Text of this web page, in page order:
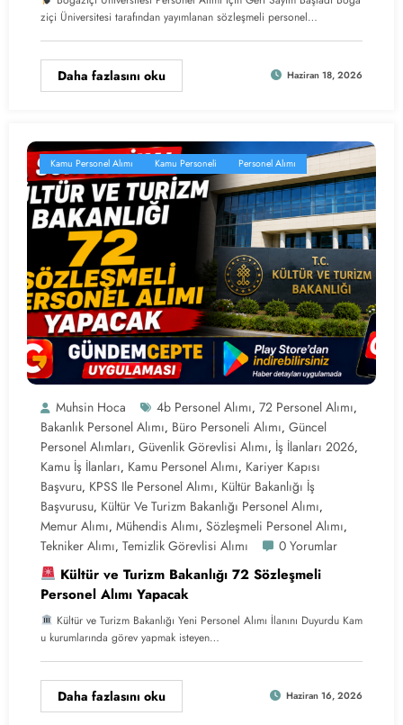
ziçi Üniversitesi tarafından yayımlanan sözleşmeli personel…
Daha fazlasını oku Haziran 18, 2026
Kamu Personel Alımı Kamu Personeli Personel Alımı
Muhsin Hoca 4b Personel Alımı, 72 Personel Alımı,
Bakanlık Personel Alımı, Büro Personeli Alımı, Güncel
Personel Alımları, Güvenlik Görevlisi Alımı, İş İlanları 2026,
Kamu İş İlanları, Kamu Personel Alımı, Kariyer Kapısı
Başvuru, KPSS Ile Personel Alımı, Kültür Bakanlığı İş
Başvurusu, Kültür Ve Turizm Bakanlığı Personel Alımı,
Memur Alımı, Mühendis Alımı, Sözleşmeli Personel Alımı,
Tekniker Alımı, Temizlik Görevlisi Alımı 0 Yorumlar
Kültür ve Turizm Bakanlığı 72 Sözleşmeli
Personel Alımı Yapacak
Kültür ve Turizm Bakanlığı Yeni Personel Alımı İlanını Duyurdu Kam
u kurumlarında görev yapmak isteyen…
Daha fazlasını oku Haziran 16, 2026